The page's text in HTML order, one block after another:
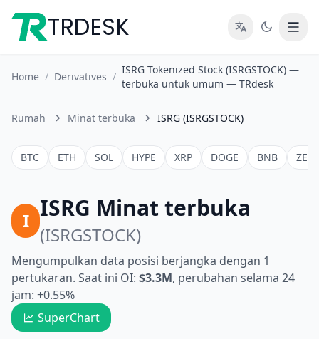
TRDESK
Home / Derivatives /
ISRG Tokenized Stock (ISRGSTOCK) —
terbuka untuk umum — TRdesk
Rumah Minat terbuka ISRG (ISRGSTOCK)
BTC ETH SOL HYPE XRP DOGE BNB ZEC
I ISRG Minat terbuka
(ISRGSTOCK)
Mengumpulkan data posisi berjangka dengan 1
pertukaran. Saat ini OI: $3.3M, perubahan selama 24
jam: +0.55%
SuperChart